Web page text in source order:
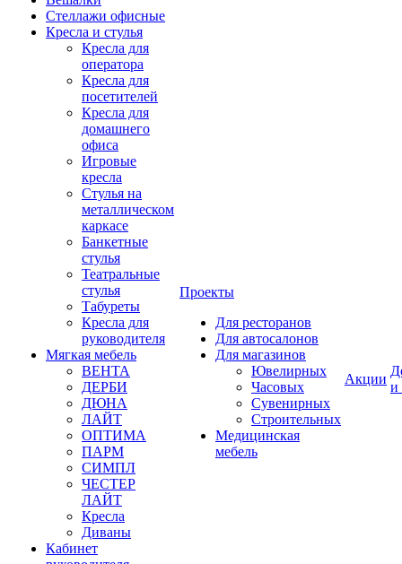
Стеллажи офисные
Кресла и стулья
Кресла для
оператора
Кресла для
посетителей
Кресла для
домашнего
офиса
Игровые
кресла
Стулья на
металлическом
каркасе
Банкетные
стулья
Театральные
стулья
Табуреты
Кресла для
руководителя
Мягкая мебель
ВЕНТА
ДЕРБИ
ДЮНА
ЛАЙТ
ОПТИМА
ПАРМ
СИМПЛ
ЧЕСТЕР
ЛАЙТ
Кресла
Диваны
Кабинет
Проекты
Для ресторанов
Для автосалонов
Для магазинов
Ювелирных
Часовых
Сувенирных
Строительных
Медицинская
мебель
Акции
и